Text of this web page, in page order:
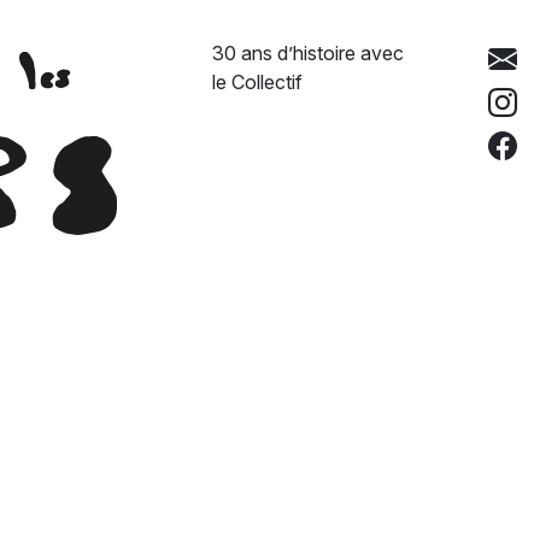
30 ans d’histoire avec
le Collectif